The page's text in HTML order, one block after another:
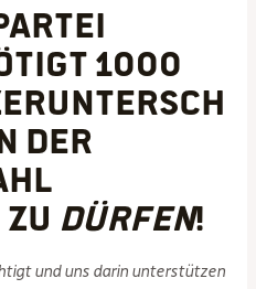
1000
der
dürfen!
und uns darin unterstützen